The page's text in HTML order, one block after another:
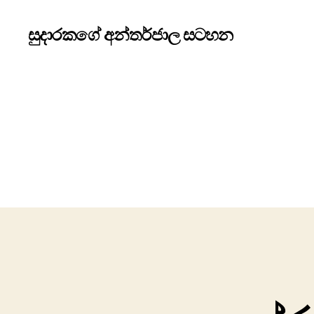
සුදාරකගේ අන්තර්ජාල සටහන